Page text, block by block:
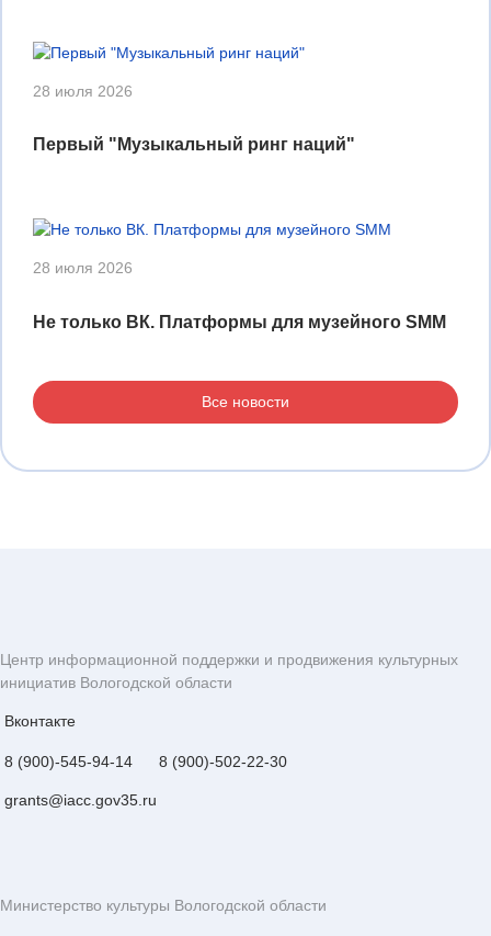
28 июля 2026
Первый "Музыкальный ринг наций"
28 июля 2026
Не только ВК. Платформы для музейного SMM
Все новости
Центр информационной поддержки и продвижения культурных
инициатив Вологодской области
Вконтакте
8 (900)-545-94-14 8 (900)-502-22-30
grants@iacc.gov35.ru
Министерство культуры Вологодской области